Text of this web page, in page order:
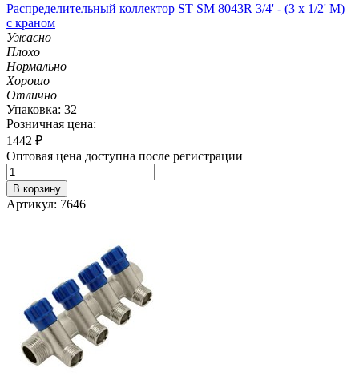
Распределительный коллектор ST SM 8043R 3/4' - (3 x 1/2' M)
с краном
Ужасно
Плохо
Нормально
Хорошо
Отлично
Упаковка: 32
Розничная цена:
1442 ₽
Оптовая цена доступна после регистрации
В корзину
Артикул: 7646